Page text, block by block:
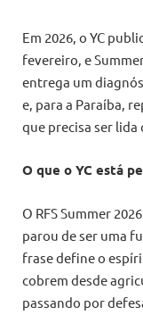
Em 2026, o YC
fevereiro, e
entrega um
e, para a Paraíba,
que precisa ser lida
O que o YC está
O RFS Summer
parou de ser uma
frase define o
cobrem desde
passando por